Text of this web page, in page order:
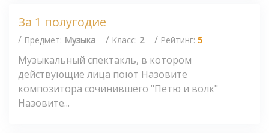
За 1 полугодие
/ Предмет: Музыка / Класс: 2 / Рейтинг: 5
Музыкальный спектакль, в котором
действующие лица поют Назовите
композитора сочинившего "Петю и волк"
Назовите...